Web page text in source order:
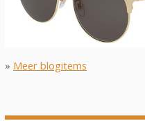
» Meer blogitems